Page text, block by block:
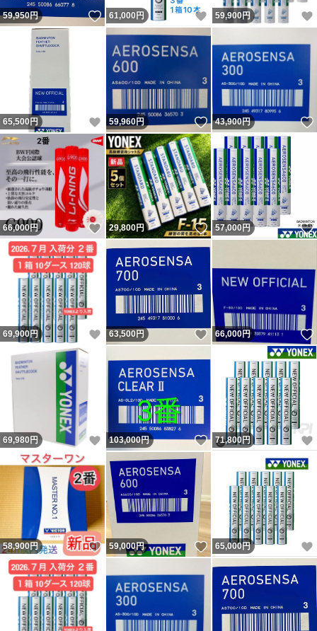
59,950円 いいね！
61,000 円 いいね！
59,900円
65,500円 いいね！
59,960円 いいね！
43,900円
66,000円 いいね！
29,800円 いいね！
57,000円
69,900円 いいね！
63,500円 いいね！
66,000円
69,980円 いいね！
103,000円 いいね！
71,800円
58,900円 いいね！
59,000円 いいね！
65,000円